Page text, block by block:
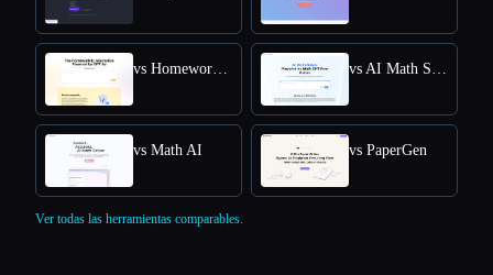
vs Homeworkify.im : Master Homework with GPT-4o vs AI Math Solver Powered by Math GPT Free Online
vs Math AI vs PaperGen
Ver todas las herramientas comparables.